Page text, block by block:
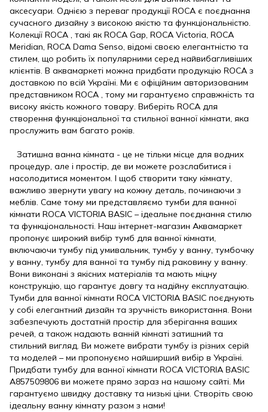
аксесуари. Однією з переваг продукції ROCA є поєднання
сучасного дизайну з високою якістю та функціональністю.
Колекції ROCA , такі як ROCA Gap, ROCA Victoria, ROCA
Meridian, ROCA Dama Senso, відомі своєю елегантністю та
стилем, що робить їх популярними серед найвибагливіших
клієнтів. В аквамаркеті можна придбати продукцію ROCA з
доставкою по всій Україні. Ми є офіційним авторизованим
представником ROCA , тому ми гарантуємо справжність та
високу якість кожного товару. Виберіть ROCA для
створення функціональної та стильної ванної кімнати, яка
прослужить вам багато років.
Затишна ванна кімната - це не тільки місце для водних
процедур, але і простір, де ви можете розслабитися і
насолодитися моментом. І щоб створити таку кімнату,
важливо звернути увагу на кожну деталь, починаючи з
меблів. Саме тому ми представляємо тумби для ванної
кімнати ROCA VICTORIA BASIC – ідеальне поєднання стилю
та функціональності. Наш інтернет-магазин Аквамаркет
пропонує широкий вибір тумб для ванної кімнати,
включаючи тумбу під умивальник, тумбу у ванну, тумбочку
у ванну, тумбу для ванної та тумбу під раковину у ванну.
Вони виконані з якісних матеріалів та мають міцну
конструкцію, що гарантує довгу та надійну експлуатацію.
Тумби для ванної кімнати ROCA VICTORIA BASIC поєднують
у собі елегантний дизайн та зручність використання. Вони
забезпечують достатній простір для зберігання ваших
речей, а також надають ванній кімнаті затишний та
стильний вигляд. Ви можете вибрати тумбу із різних серій
та моделей – ми пропонуємо найширший вибір в Україні.
Придбати тумбу для ванної кімнати ROCA VICTORIA BASIC
A857509806 ви можете прямо зараз на нашому сайті. Ми
гарантуємо швидку доставку та низькі ціни. Створіть свою
ідеальну ванну кімнату разом з нами!